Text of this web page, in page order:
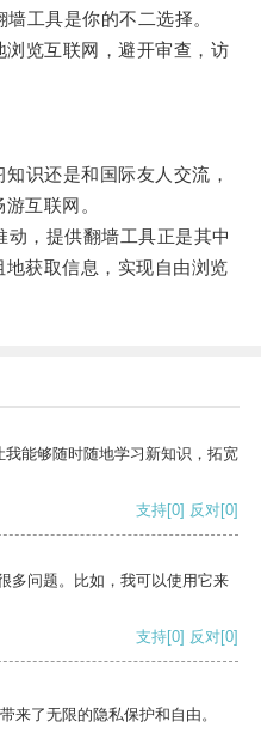
工具是你的不二选择。
览互联网，避开审查，访
识还是和国际友人交流，
互联网。
，提供翻墙工具正是其中
获取信息，实现自由浏览
能够随时随地学习新知识，拓宽
支持[0] 反对[0]
多问题。比如，我可以使用它来
支持[0] 反对[0]
来了无限的隐私保护和自由。